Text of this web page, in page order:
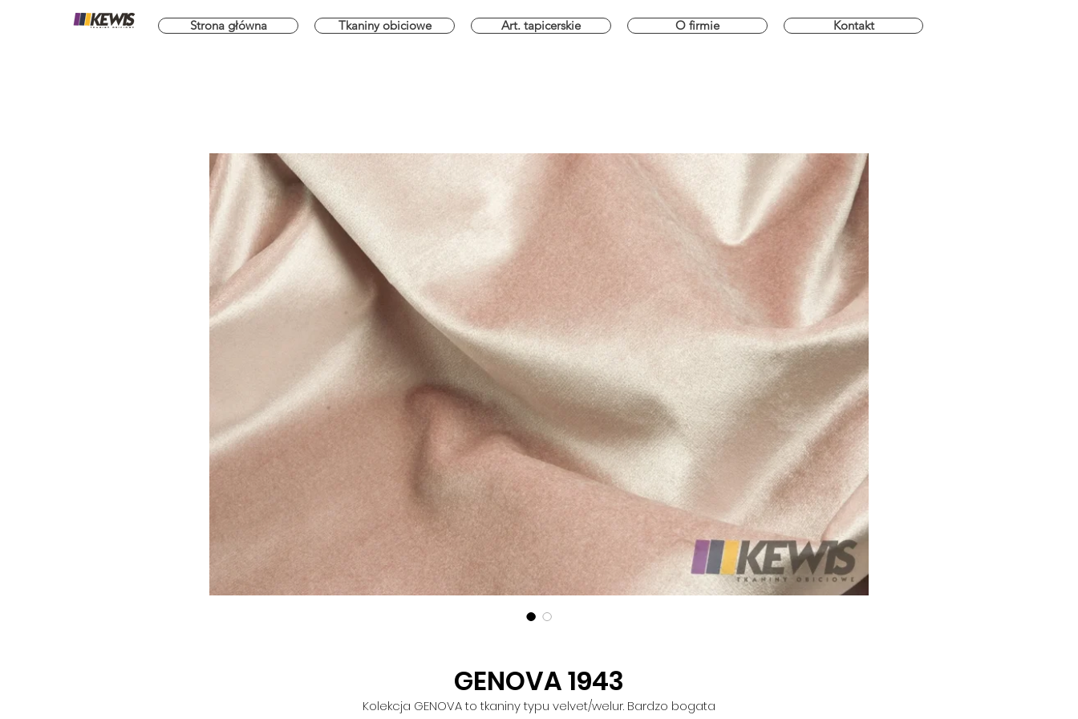
Strona główna Tkaniny obiciowe Art. tapicerskie O firmie Kontakt
GENOVA 1943
Kolekcja GENOVA to tkaniny typu velvet/welur. Bardzo bogata